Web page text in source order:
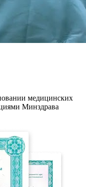
медицинских
Минздрава